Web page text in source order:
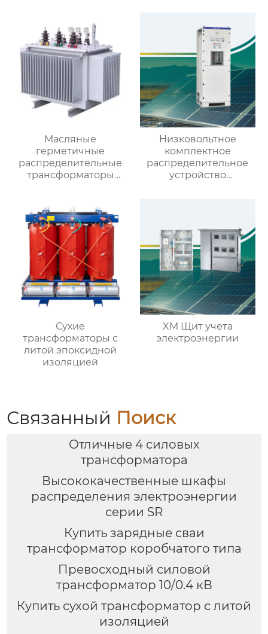
Масляные
герметичные
распределительные
трансформаторы
Низковольтное
комплектное
распределительное
устройство
Сухие
трансформаторы с
литой эпоксидной
изоляцией
XM Щит учета
электроэнергии
Связанный Поиск
Отличные 4 силовых
трансформатора
Высококачественные шкафы
распределения электроэнергии
серии SR
Купить зарядные сваи
трансформатор коробчатого типа
Превосходный силовой
трансформатор 10/0.4 кВ
Купить сухой трансформатор с литой
изоляцией